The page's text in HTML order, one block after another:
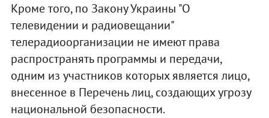
Кроме того, по Закону Украины "О
телевидении и радиовещании"
телерадиоорганизации не имеют права
распространять программы и передачи,
одним из участников которых является лицо,
внесенное в Перечень лиц, создающих угрозу
национальной безопасности.